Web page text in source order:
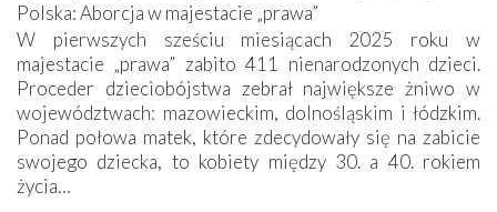
Polska: Aborcja w majestacie „prawa”
W pierwszych sześciu miesiącach 2025 roku w
majestacie „prawa” zabito 411 nienarodzonych dzieci.
Proceder dzieciobójstwa zebrał największe żniwo w
województwach: mazowieckim, dolnośląskim i łódzkim.
Ponad połowa matek, które zdecydowały się na zabicie
swojego dziecka, to kobiety między 30. a 40. rokiem
życia…